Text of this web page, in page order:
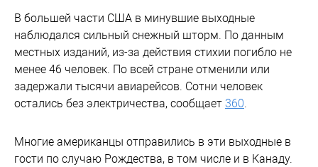
В большей части США в минувшие выходные
наблюдался сильный снежный шторм. По данным
местных изданий, из-за действия стихии погибло не
менее 46 человек. По всей стране отменили или
задержали тысячи авиарейсов. Сотни человек
остались без электричества, сообщает 360
Многие американцы отправились в эти выходные в
гости по случаю Рождества, в том числе и в Канаду.